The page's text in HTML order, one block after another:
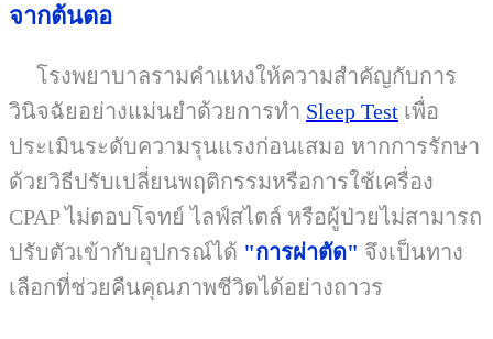
จากต้นตอ
โรงพยาบาลรามคำแหงให้ความสำคัญกับการ
วินิจฉัยอย่างแม่นยำด้วยการทำ Sleep Test เพื่อ
ประเมินระดับความรุนแรงก่อนเสมอ หากการรักษา
ด้วยวิธีปรับเปลี่ยนพฤติกรรมหรือการใช้เครื่อง
CPAP ไม่ตอบโจทย์ ไลฟ์สไตล์ หรือผู้ป่วยไม่สามารถ
ปรับตัวเข้ากับอุปกรณ์ได้ "การผ่าตัด" จึงเป็นทาง
เลือกที่ช่วยคืนคุณภาพชีวิตได้อย่างถาวร